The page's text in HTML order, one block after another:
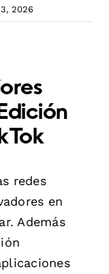
2026
redes
en
Además